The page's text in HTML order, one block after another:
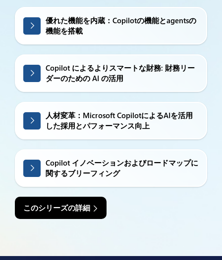
優れた機能を内蔵：Copilotの機能とagentsの
機能を搭載
Copilot によるよりスマートな財務: 財務リー
ダーのための AI の活用
人材変革：Microsoft CopilotによるAIを活用
した採用とパフォーマンス向上
Copilot イノベーションおよびロードマップに
関するブリーフィング
このシリーズの詳細